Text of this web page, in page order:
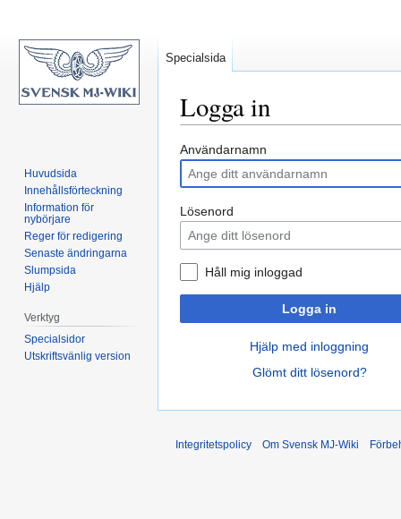
Logga in
Hoppa
till
navigering
Hoppa
till
sök
Användarnamn
Lösenord
Håll mig inloggad
Logga in
Hjälp med inloggning
Glömt ditt lösenord?
Specialsida
Huvudsida
Innehållsförteckning
Information för
nybörjare
Reger för redigering
Senaste ändringarna
Slumpsida
Hjälp
Verktyg
Specialsidor
Utskriftsvänlig version
Integritetspolicy Om Svensk MJ-Wiki